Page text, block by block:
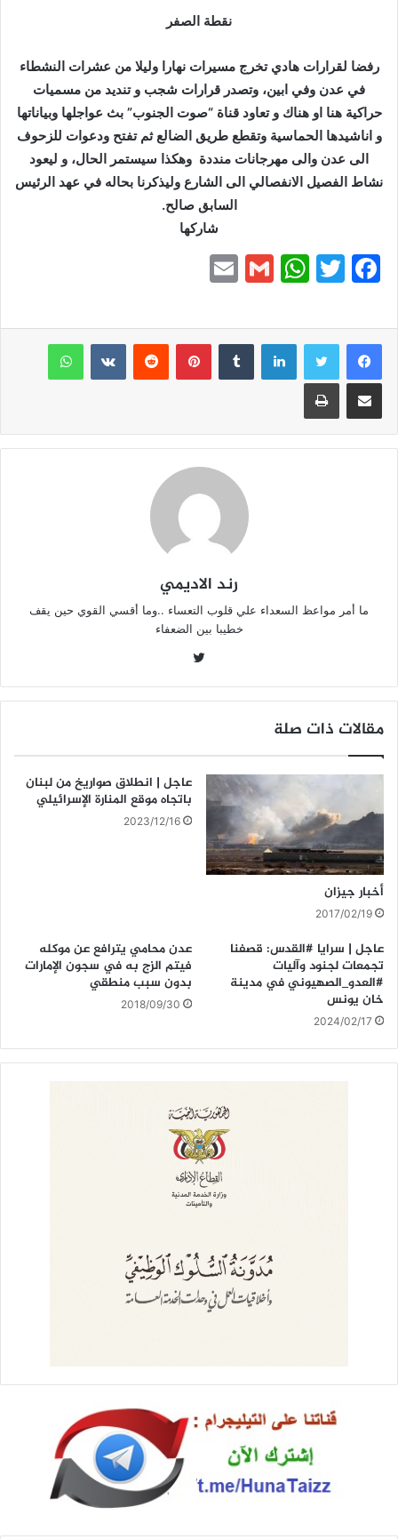
نقطة الصفر
رفضا لقرارات هادي تخرج مسيرات نهارا وليلا من عشرات النشطاء
في عدن وفي ابين، وتصدر قرارات شجب و تنديد من مسميات
حراكية هنا او هناك و تعاود قناة “صوت الجنوب” بث عواجلها وبياناتها
و اناشيدها الحماسية وتقطع طريق الضالع ثم تفتح ودعوات للزحوف
الى عدن والى مهرجانات منددة وهكذا سيستمر الحال، و ليعود
نشاط الفصيل الانفصالي الى الشارع وليذكرنا بحاله في عهد الرئيس
السابق صالح.
شاركها
F
c
e
b
o
o
T
itt
er
W
at
s
A
p
G
ai
l
ai
l
لينكدإن بينتيريست واتساب
مشاركة عبر البريد طباعة
رند الاديمي
ما أمر مواعظ السعداء علي قلوب التعساء ..وما أقسي القوي حين يقف
خطيبا بين الضعفاء
مقالات ذات صلة
أخبار جيزان
2017/02/19
عاجل | انطلاق صواريخ من لبنان
باتجاه موقع المنارة الإسرائيلي
2023/12/16
عاجل | سرايا #القدس: قصفنا
تجمعات لجنود وآليات
#العدو_الصهيوني في مدينة
خان يونس
2024/02/17
عدن محامي يترافع عن موكله
فيتم الزج به في سجون الإمارات
بدون سبب منطقي
2018/09/30